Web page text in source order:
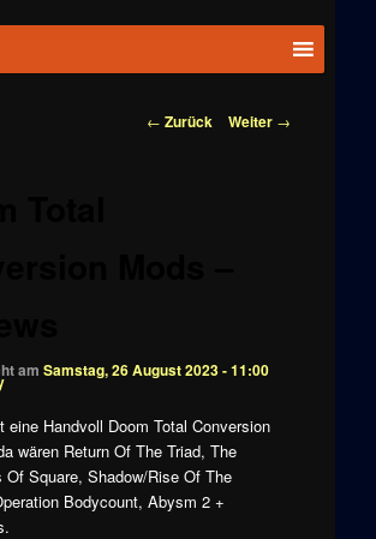
Beitragsnavigation
← Zurück Weiter →
am Samstag, 26 August 2023 - 11:00
eine Handvoll Doom Total Conversion
wären Return Of The Triad, The
Of Square, Shadow/Rise Of The
Bodycount, Abysm 2 +
.